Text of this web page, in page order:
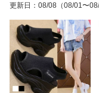
ダル 厚底 軽量 カジュア
ル カワイイ カジュアル
歩きやすい アウトドア
更新日 ： 08/08 （08/01〜